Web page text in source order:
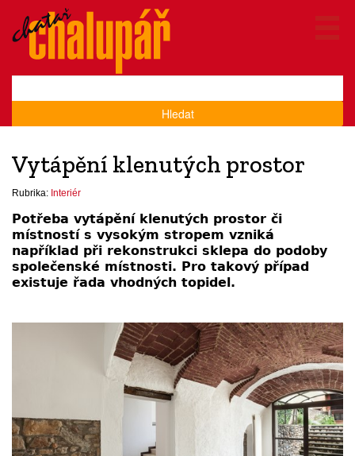
Hledat
Vytápění klenutých prostor
Rubrika: Interiér
Potřeba vytápění klenutých prostor či
místností s vysokým stropem vzniká
například při rekonstrukci sklepa do podoby
společenské místnosti. Pro takový případ
existuje řada vhodných topidel.